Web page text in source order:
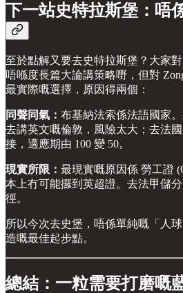
下一站史特拉斯堡：唔
至於點解又要去史特拉斯堡？大家
唔喺度長篇大論講策略嘢，但對
最實際嘅選擇，原因得兩個：
同聲同氣： 布基納法索係法語國家
去講英文嘅倫敦，風險太大；去法
接，適應期由 100 變 50。
現實所限： 最現實嘅原因係 勞工證
本上冇可能攞到英超證。去法甲儲
徑。
所以今次去史堡，唔係單純嘅「人
造嘅最佳起步點。
總結：一粒需要打磨嘅